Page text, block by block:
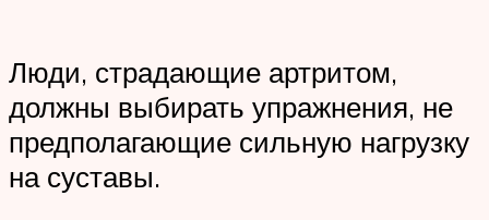
Люди, страдающие артритом,
должны выбирать упражнения, не
предполагающие сильную нагрузку
на суставы.